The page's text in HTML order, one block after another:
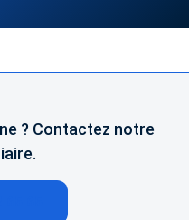
? Contactez notre